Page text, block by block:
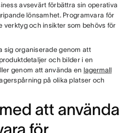
avsevärt förbättra sin operativa
lönsamhet. Programvara för
verktyg och insikter som behövs för
sig organiserade genom att
och bilder i en
genom att använda en lagermall
på olika platser och
att använda
för